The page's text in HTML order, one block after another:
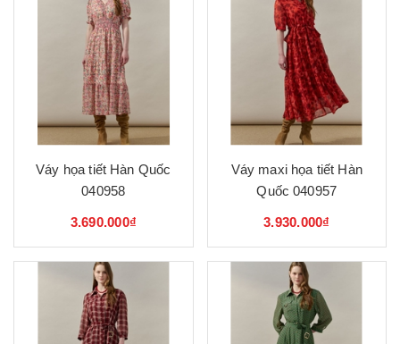
Váy họa tiết Hàn Quốc
040958
3.690.000₫
Váy maxi họa tiết Hàn
Quốc 040957
3.930.000₫